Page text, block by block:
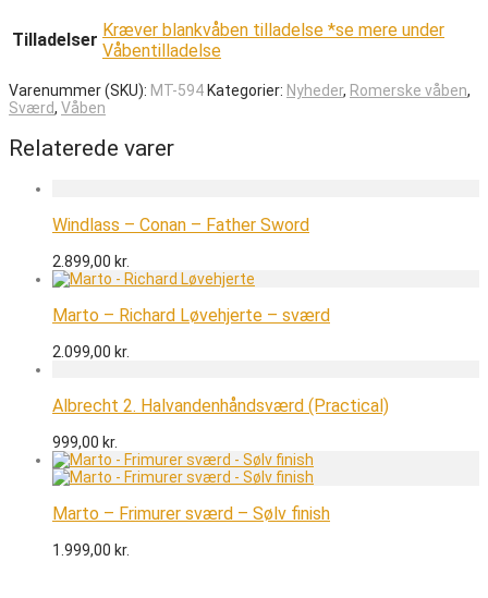
Tilladelser Kræver blankvåben tilladelse *se mere under
Våbentilladelse
Varenummer (SKU): MT-594Kategorier: Nyheder, Romerske våben,
Sværd, Våben
Relaterede varer
Windlass – Conan – Father Sword
2.899,00 kr.
Marto – Richard Løvehjerte – sværd
2.099,00 kr.
Albrecht 2. Halvandenhåndsværd (Practical)
999,00 kr.
Marto – Frimurer sværd – Sølv finish
1.999,00 kr.